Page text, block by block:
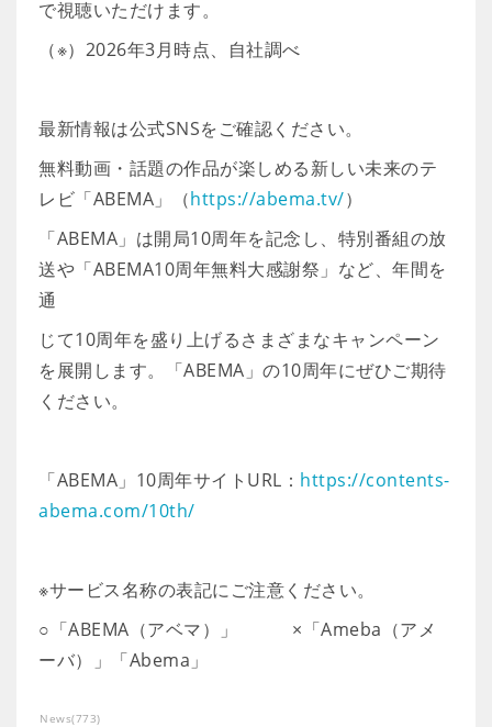
で視聴いただけます。
（※）2026年3月時点、自社調べ
最新情報は公式SNSをご確認ください。
無料動画・話題の作品が楽しめる新しい未来のテ
レビ「ABEMA」（https://abema.tv/）
「ABEMA」は開局10周年を記念し、特別番組の放
送や「ABEMA10周年無料大感謝祭」など、年間を
通
じて10周年を盛り上げるさまざまなキャンペーン
を展開します。「ABEMA」の10周年にぜひご期待
ください。
「ABEMA」10周年サイトURL： https://contents-
abema.com/10th/
※サービス名称の表記にご注意ください。
○「ABEMA（アベマ）」 ×「Ameba（アメ
ーバ）」「Abema」
News(773)